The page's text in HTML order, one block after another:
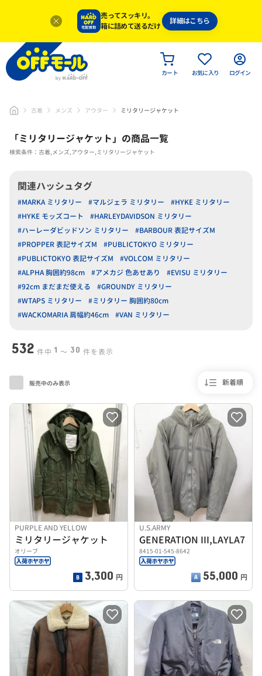
売ってスッキリ。
箱に詰めて送るだけ
詳細はこちら
カート お気に入り ログイン
古着 メンズ アウター ミリタリージャケット
「ミリタリージャケット」 の商品一覧
検索条件：古着,メンズ,アウター,ミリタリージャケット
関連ハッシュタグ
#MARKA ミリタリー #マルジェラ ミリタリー
#HYKE ミリタリー
#HYKE モッズコート
#HARLEYDAVIDSON ミリタリー
#ハーレーダビッドソン ミリタリー
#BARBOUR 表記サイズM
#PROPPER 表記サイズM
#PUBLICTOKYO ミリタリー
#PUBLICTOKYO 表記サイズM
#VOLCOM ミリタリー
#ALPHA 胸囲約98cm
#アメカジ 色あせあり
#EVISU ミリタリー
#92cm まだまだ使える
#GROUNDY ミリタリー
#WTAPS ミリタリー
#ミリタリー 胸囲約80cm
#WACKOMARIA 肩幅約46cm
#VAN ミリタリー
532 件中 1 〜 30 件を表示
新着順
販売中のみ表示
PURPLE AND YELLOW
ミリタリージャケット
オリーブ
3,300 円
U.S.ARMY
GENERATION III,LAYLA7
8415-01-545-8642
55,000 円